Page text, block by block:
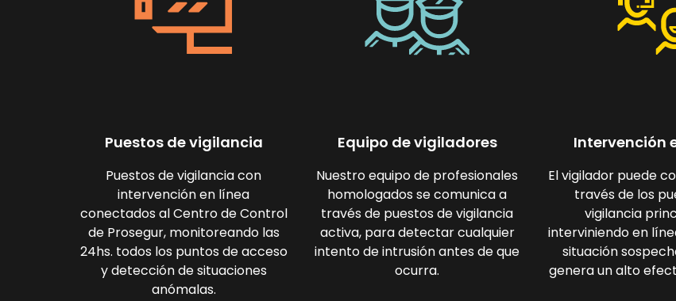
Puestos de vigilancia
Puestos de vigilancia con
intervención en línea
conectados al Centro de Control
de Prosegur, monitoreando las
24hs. todos los puntos de acceso
y detección de situaciones
anómalas.
Equipo de vigiladores
Nuestro equipo de profesionales
homologados se comunica a
través de puestos de vigilancia
activa, para detectar cualquier
intento de intrusión antes de que
ocurra.
Intervención
El vigilador puede
través de los
vigilancia
interviniendo en
situación
genera un alto